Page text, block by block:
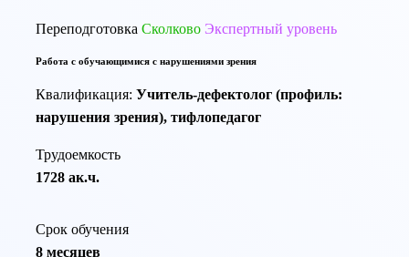
Переподготовка Сколково Экспертный уровень
Работа с обучающимися с нарушениями зрения
Квалификация: Учитель-дефектолог (профиль:
нарушения зрения), тифлопедагог
Трудоемкость
1728 ак.ч.
Срок обучения
8 месяцев